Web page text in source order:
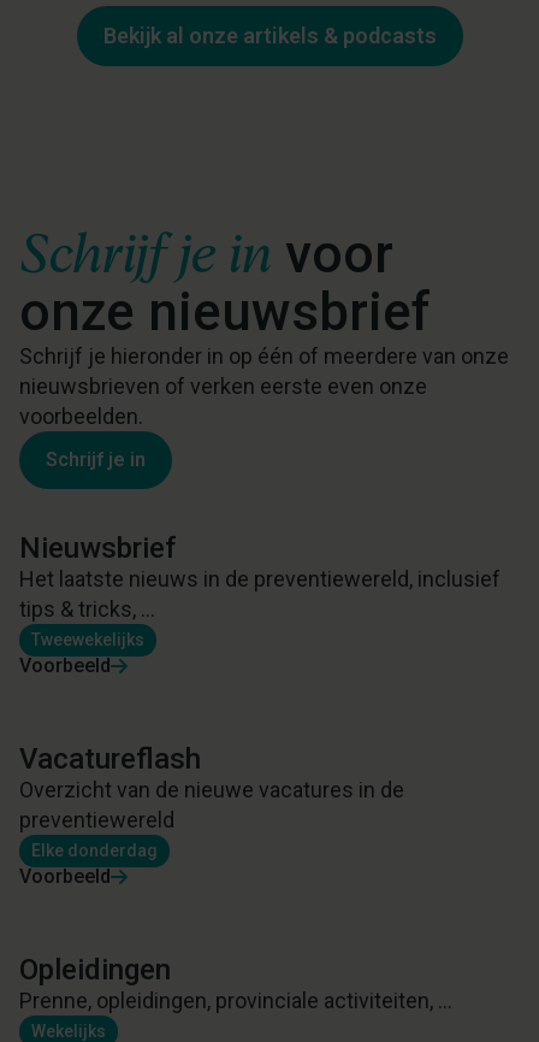
Bekijk al onze artikels & podcasts
Schrijf je in voor
onze nieuwsbrief
Schrijf je hieronder in op één of meerdere van onze
nieuwsbrieven of verken eerste even onze
voorbeelden.
Schrijf je in
Nieuwsbrief
Het laatste nieuws in de preventiewereld, inclusief
tips & tricks, ...
Tweewekelijks
Voorbeeld
Vacatureflash
Overzicht van de nieuwe vacatures in de
preventiewereld
Elke donderdag
Voorbeeld
Opleidingen
Prenne, opleidingen, provinciale activiteiten, ...
Wekelijks